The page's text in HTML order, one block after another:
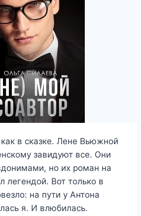
в сказке. Лене Вьюжной
завидуют все. Они
но их роман на
легендой. Вот только в
на пути у Антона
я. И влюбилась.